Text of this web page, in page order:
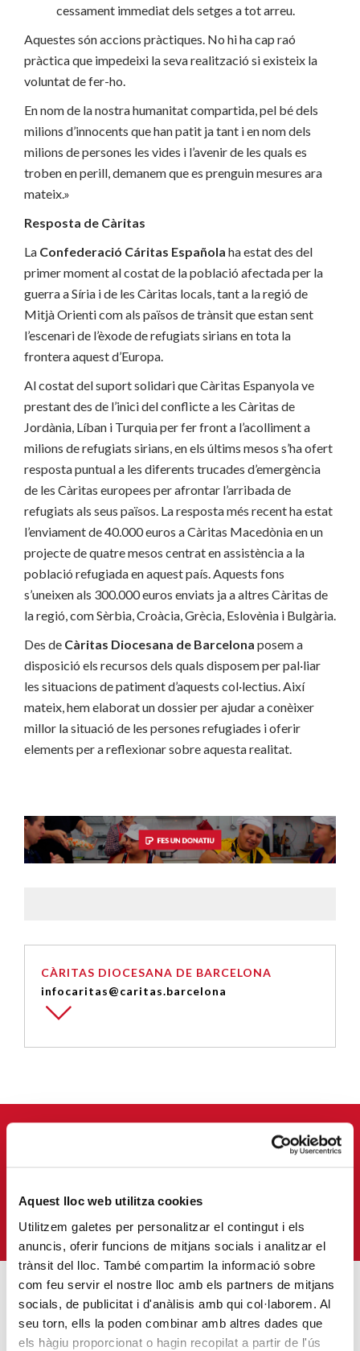
Aquest lloc web utilitza cookies
Utilitzem galetes per personalitzar el contingut i els
anuncis, oferir funcions de mitjans socials i analitzar el
trànsit del lloc. També compartim la informació sobre
com feu servir el nostre lloc amb els partners de mitjans
socials, de publicitat i d'anàlisis amb qui col·laborem. Al
seu torn, ells la poden combinar amb altres dades que
els hàgiu proporcionat o hagin recopilat a partir de l'ús
cessament immediat dels setges a tot arreu.
Aquestes són accions pràctiques. No hi ha cap raó
pràctica que impedeixi la seva realització si existeix la
voluntat de fer-ho.
En nom de la nostra humanitat compartida, pel bé dels
milions d’innocents que han patit ja tant i en nom dels
milions de persones les vides i l’avenir de les quals es
troben en perill, demanem que es prenguin mesures ara
mateix.»
Resposta de Càritas
La Confederació Cáritas Española ha estat des del
primer moment al costat de la població afectada per la
guerra a Síria i de les Càritas locals, tant a la regió de
Mitjà Orienti com als països de trànsit que estan sent
l’escenari de l’èxode de refugiats sirians en tota la
frontera aquest d’Europa.
Al costat del suport solidari que Càritas Espanyola ve
prestant des de l’inici del conflicte a les Càritas de
Jordània, Líban i Turquia per fer front a l’acolliment a
milions de refugiats sirians, en els últims mesos s’ha ofert
resposta puntual a les diferents trucades d’emergència
de les Càritas europees per afrontar l’arribada de
refugiats als seus països. La resposta més recent ha estat
l’enviament de 40.000 euros a Càritas Macedònia en un
projecte de quatre mesos centrat en assistència a la
població refugiada en aquest país. Aquests fons
s’uneixen als 300.000 euros enviats ja a altres Càritas de
la regió, com Sèrbia, Croàcia, Grècia, Eslovènia i Bulgària.
Des de Càritas Diocesana de Barcelona posem a
disposició els recursos dels quals disposem per pal·liar
les situacions de patiment d’aquests col·lectius. Així
mateix, hem elaborat un dossier per ajudar a conèixer
millor la situació de les persones refugiades i oferir
elements per a reflexionar sobre aquesta realitat.
CÀRITAS DIOCESANA DE BARCELONA
infocaritas@caritas.barcelona
APUNTA'T AL NOSTRE BUTLLETÍ ELECTRÒNIC
M'HI VULL SUBSCRIURE
ENTRADES MÉS POPULARS